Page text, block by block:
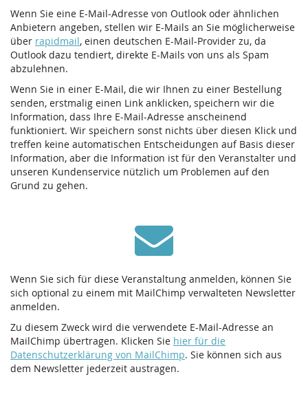
Wenn Sie eine E-Mail-Adresse von Outlook oder ähnlichen
Anbietern angeben, stellen wir E-Mails an Sie möglicherweise
über rapidmail, einen deutschen E-Mail-Provider zu, da
Outlook dazu tendiert, direkte E-Mails von uns als Spam
abzulehnen.
Wenn Sie in einer E-Mail, die wir Ihnen zu einer Bestellung
senden, erstmalig einen Link anklicken, speichern wir die
Information, dass Ihre E-Mail-Adresse anscheinend
funktioniert. Wir speichern sonst nichts über diesen Klick und
treffen keine automatischen Entscheidungen auf Basis dieser
Information, aber die Information ist für den Veranstalter und
unseren Kundenservice nützlich um Problemen auf den
Grund zu gehen.
Wenn Sie sich für diese Veranstaltung anmelden, können Sie
sich optional zu einem mit MailChimp verwalteten Newsletter
anmelden.
Zu diesem Zweck wird die verwendete E-Mail-Adresse an
MailChimp übertragen. Klicken Sie hier für die
Datenschutzerklärung von MailChimp. Sie können sich aus
dem Newsletter jederzeit austragen.